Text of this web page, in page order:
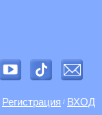
Регистрация / ВХОД